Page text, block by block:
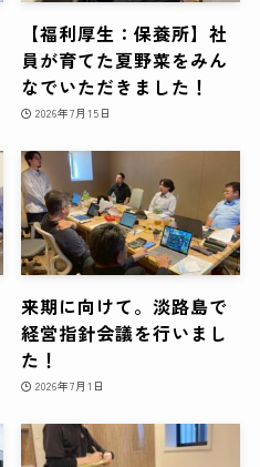
【福利厚生：保養所】社
員が育てた夏野菜をみん
なでいただきました！
2026年7月15日
来期に向けて。淡路島で
経営指針会議を行いまし
た！
2026年7月1日